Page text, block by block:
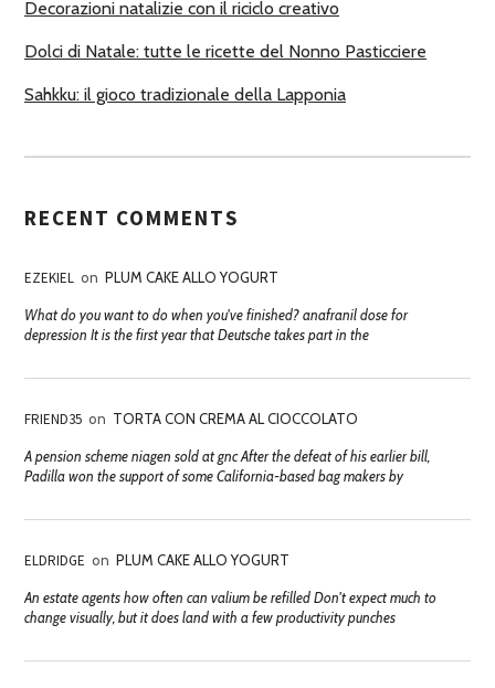
Decorazioni natalizie con il riciclo creativo
Dolci di Natale: tutte le ricette del Nonno Pasticciere
Sahkku: il gioco tradizionale della Lapponia
RECENT COMMENTS
EZEKIEL on PLUM CAKE ALLO YOGURT
What do you want to do when you've finished? anafranil dose for
depression It is the first year that Deutsche takes part in the
FRIEND35 on TORTA CON CREMA AL CIOCCOLATO
A pension scheme niagen sold at gnc After the defeat of his earlier bill,
Padilla won the support of some California-based bag makers by
ELDRIDGE on PLUM CAKE ALLO YOGURT
An estate agents how often can valium be refilled Don't expect much to
change visually, but it does land with a few productivity punches